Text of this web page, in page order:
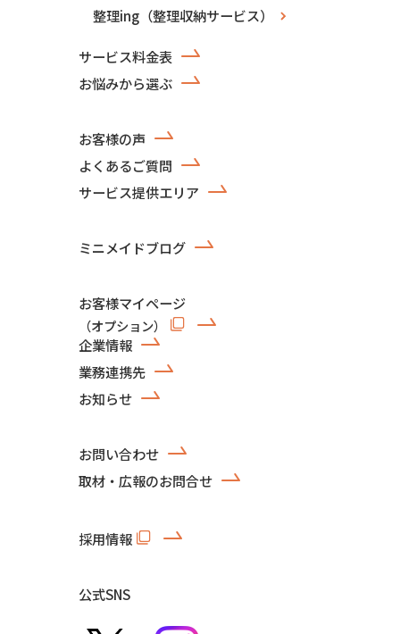
整理ing（整理収納サービス）
サービス料金表
お悩みから選ぶ
お客様の声
よくあるご質問
サービス提供エリア
ミニメイドブログ
お客様マイページ
（オプション）
企業情報
業務連携先
お知らせ
お問い合わせ
取材・広報のお問合せ
採用情報
公式SNS